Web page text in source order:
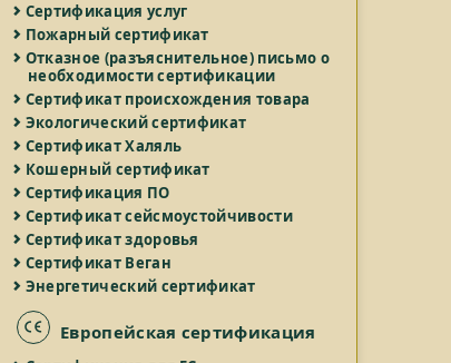
Сертификация услуг
Пожарный сертификат
Отказное (разъяснительное) письмо о
необходимости сертификации
Сертификат происхождения товара
Экологический сертификат
Сертификат Халяль
Кошерный сертификат
Сертификация ПО
Сертификат сейсмоустойчивости
Сертификат здоровья
Сертификат Веган
Энергетический сертификат
Европейская сертификация